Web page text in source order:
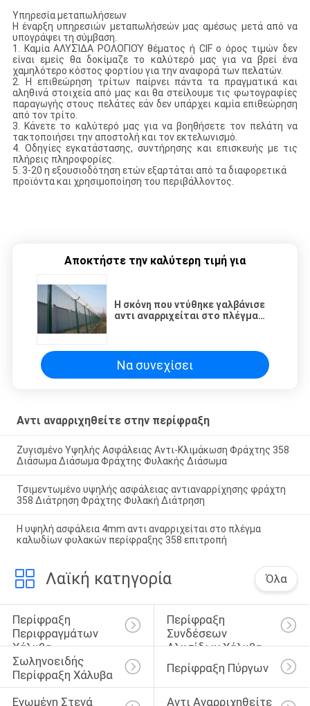
Υπηρεσία μεταπωλήσεων
Η έναρξη υπηρεσιών μεταπωλήσεών μας αμέσως μετά από να
υπογράψει τη σύμβαση.
1. Καμία ΑΛΥΣΊΔΑ ΡΟΛΟΓΙΟΎ θέματος ή CIF ο όρος τιμών δεν
είναι εμείς θα δοκίμαζε το καλύτερό μας για να βρεί ένα
χαμηλότερο κόστος φορτίου για την αναφορά των πελατών.
2. Η επιθεώρηση τρίτων παίρνει πάντα τα πραγματικά και
αληθινά στοιχεία από μας και θα στείλουμε τις φωτογραφίες
παραγωγής στους πελάτες εάν δεν υπάρχει καμία επιθεώρηση
από τον τρίτο.
3. Κάνετε το καλύτερό μας για να βοηθήσετε τον πελάτη να
τακτοποιήσει την αποστολή και τον εκτελωνισμό.
4. Οδηγίες εγκατάστασης, συντήρησης και επισκευής με τις
πλήρεις πληροφορίες.
5. 3-20 η εξουσιοδότηση ετών εξαρτάται από τα διαφορετικά
προϊόντα και χρησιμοποίηση του περιβάλλοντος.
Αποκτήστε την καλύτερη τιμή για
Η σκόνη που ντύθηκε γαλβάνισε
αντι αναρριχείται στο πλέγμα
Να συνεχίσει
Αντι αναρριχηθείτε στην περίφραξη
Ζυγισμένο Υψηλής Ασφάλειας Αντι-Κλιμάκωση Φράχτης 358
Διάσωμα Διάσωμα Φράχτης Φυλακής Διάσωμα
Τσιμεντωμένο υψηλής ασφάλειας αντιαναρρίχησης φράχτη
358 Διάτρηση Φράχτης Φυλακή Διάτρηση
Η υψηλή ασφάλεια 4mm αντι αναρριχείται στο πλέγμα
καλωδίων φυλακών περίφραξης 358 επιτροπή
Λαϊκή κατηγορία Όλα
Περίφραξη
Περιφραγμάτων
Χάλυβα
Περίφραξη
Συνδέσεων
Αλυσίδων Χάλυβα
Σωληνοειδής
Περίφραξη Χάλυβα
Περίφραξη Πύργων
Ενωμένη Στενά Αντι Αναρριχηθείτε